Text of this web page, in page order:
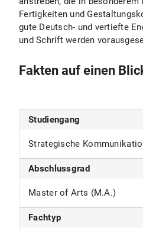
Fertigkeiten und
gute Deutsch- und vertiefte
und Schrift werden
Fakten auf einen
Studiengang
Strategische
Abschlussgrad
Master of Arts (M.A.)
Fachtyp